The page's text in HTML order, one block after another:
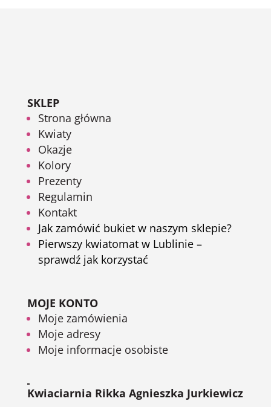
SKLEP
Strona główna
Kwiaty
Okazje
Kolory
Prezenty
Regulamin
Kontakt
Jak zamówić bukiet w naszym sklepie?
Pierwszy kwiatomat w Lublinie –
sprawdź jak korzystać
MOJE KONTO
Moje zamówienia
Moje adresy
Moje informacje osobiste
Kwiaciarnia Rikka Agnieszka Jurkiewicz